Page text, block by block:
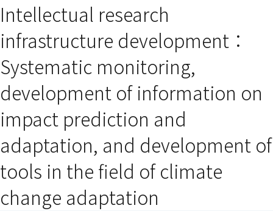
Intellectual research
infrastructure development：
Systematic monitoring,
development of information on
impact prediction and
adaptation, and development of
tools in the field of climate
change adaptation